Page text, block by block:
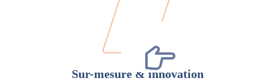
Sur-mesure & innovation